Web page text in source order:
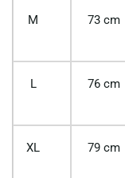
M 73 cm
L 76 cm
XL 79 cm